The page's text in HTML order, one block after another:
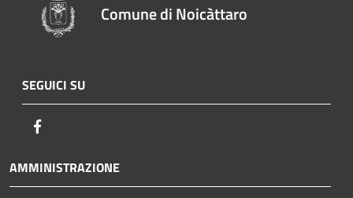
Comune di Noicàttaro
SEGUICI SU
AMMINISTRAZIONE